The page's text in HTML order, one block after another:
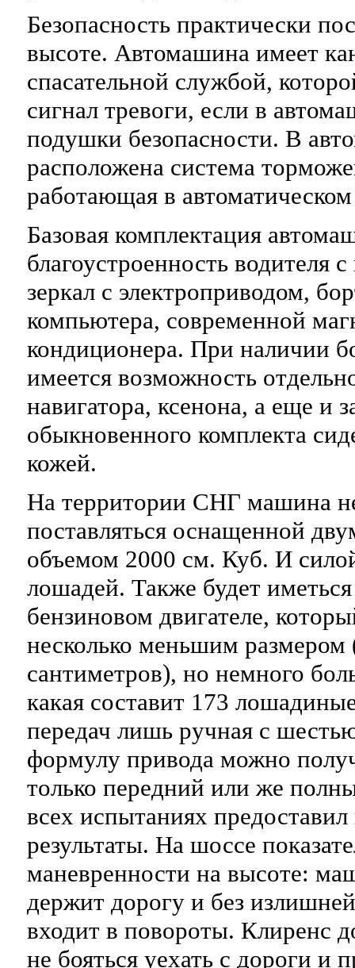
Безопасность практически
высоте. Автомашина имеет
спасательной службой,
сигнал тревоги, если в
подушки безопасности. В
расположена система
работающая в
Базовая комплектация
благоустроенность водителя
зеркал с электроприводом,
компьютера, современной
кондиционера. При наличии
имеется возможность
навигатора, ксенона, а еще и
обыкновенного комплекта
кожей.
На территории СНГ машина
поставляться оснащенной
объемом 2000 см. Куб. И
лошадей. Также будет
бензиновом двигателе,
несколько меньшим размером
сантиметров), но немного
какая составит 173
передач лишь ручная с
формулу привода можно
только передний или же
всех испытаниях
результаты. На шоссе
маневренности на высоте:
держит дорогу и без
входит в повороты. Клиренс
не бояться уехать с дороги и